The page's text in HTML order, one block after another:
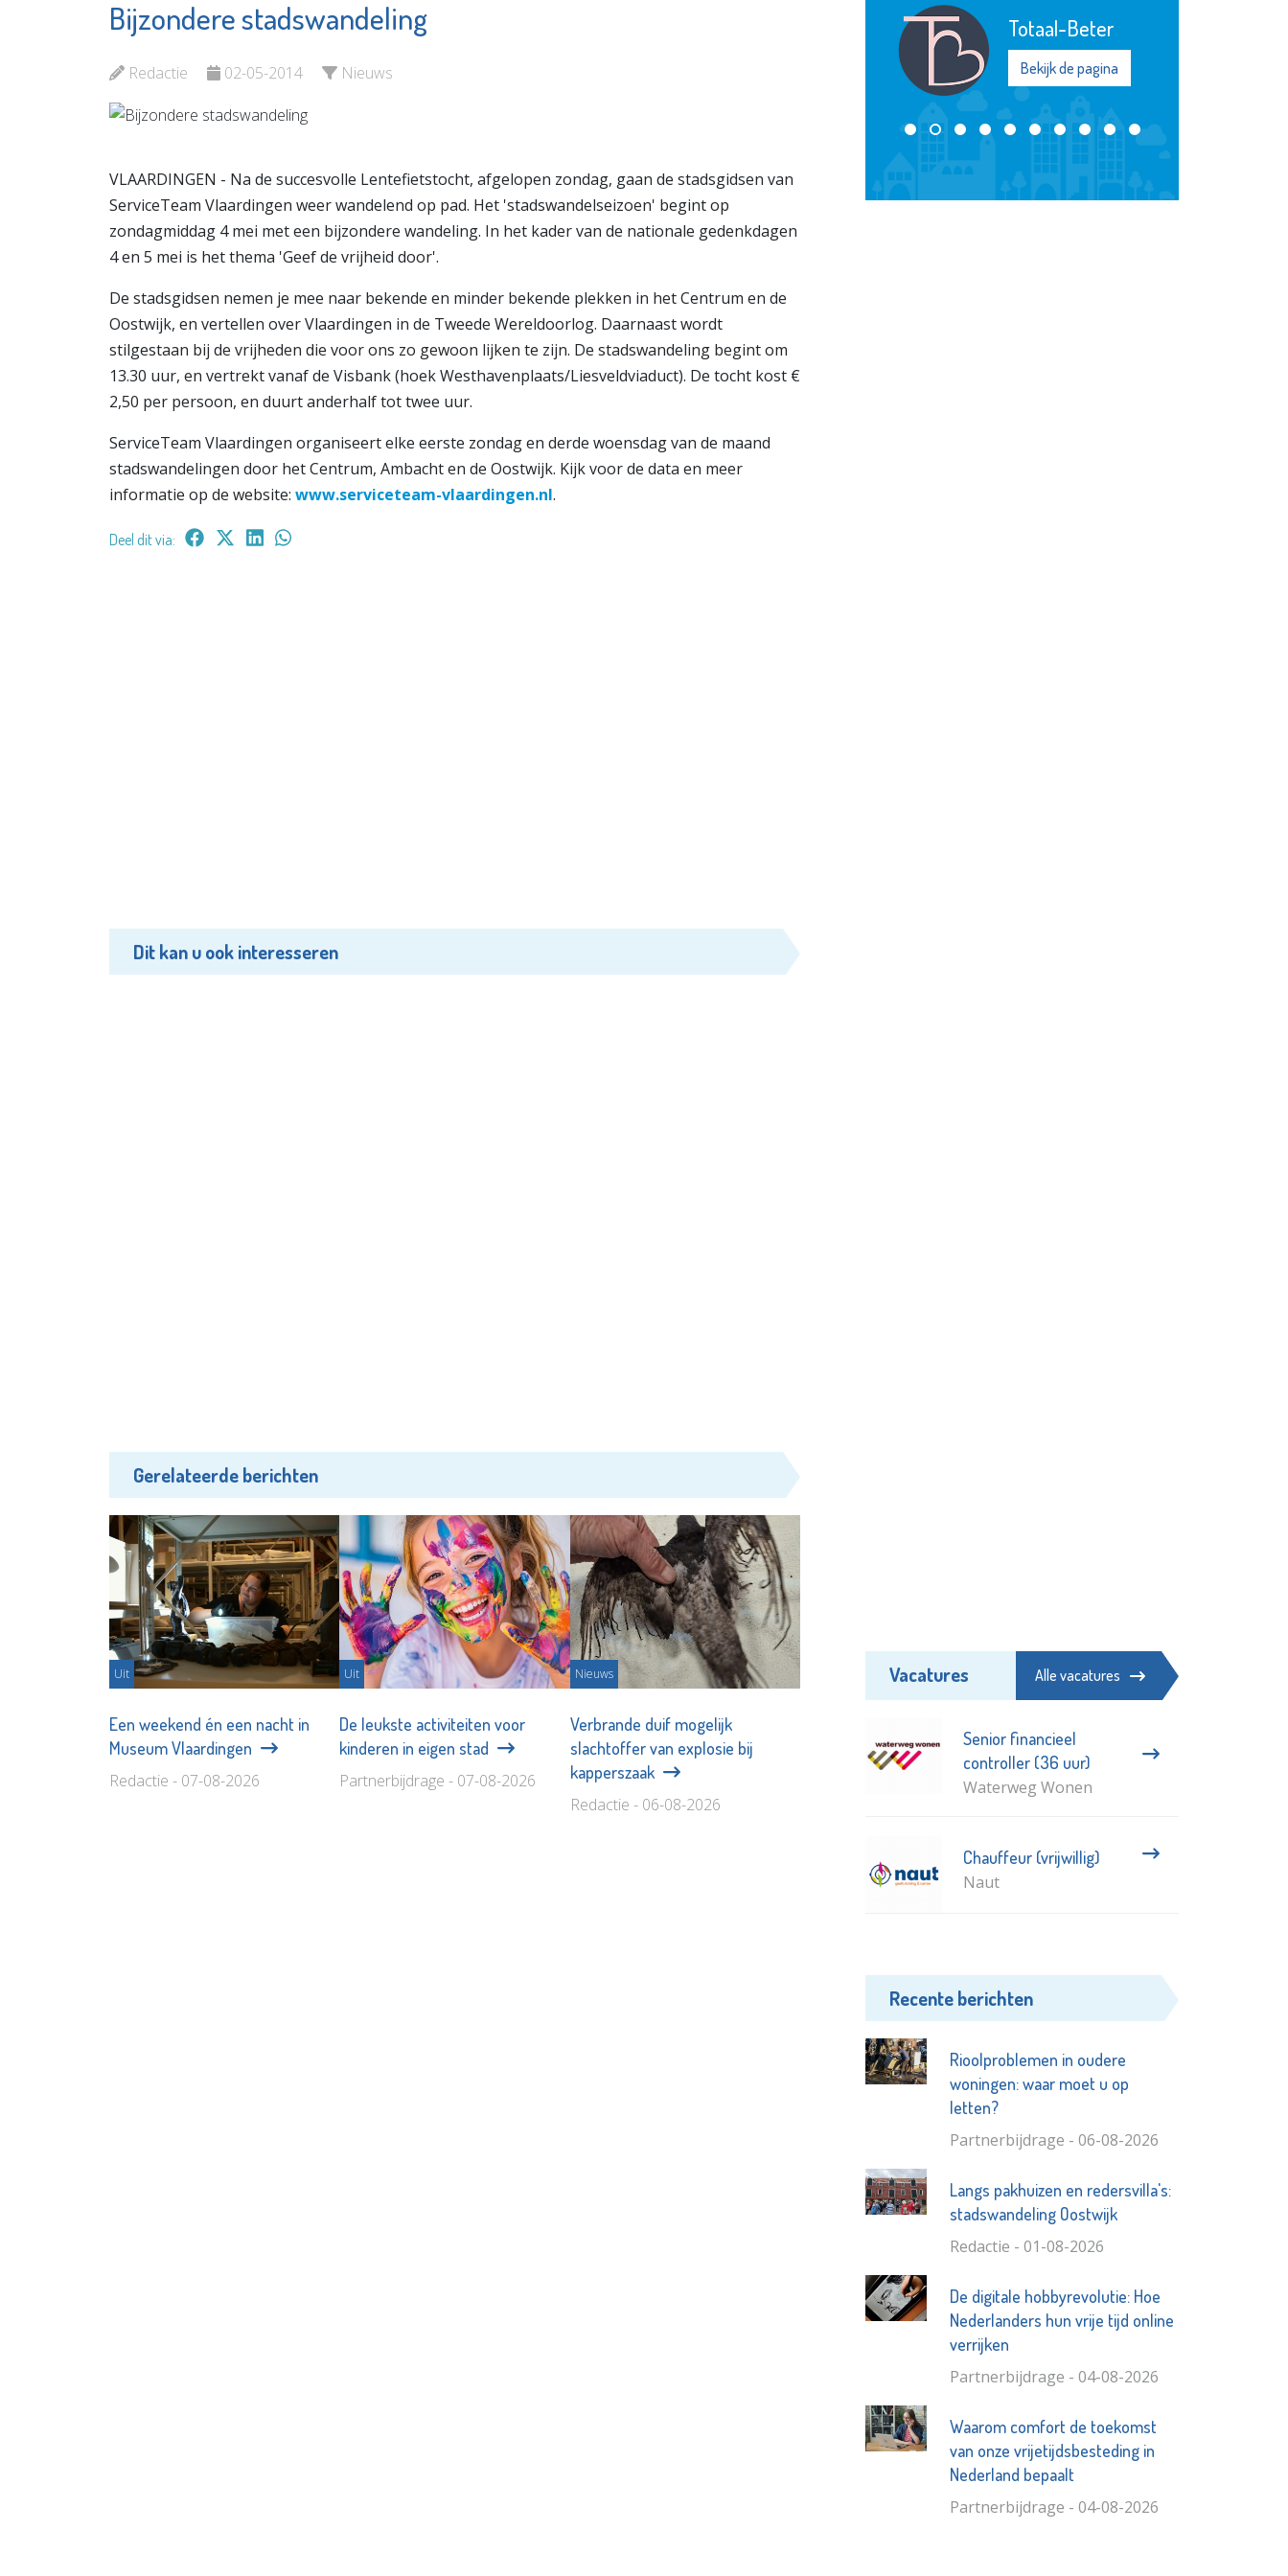
Bijzondere stadswandeling
Redactie 02-05-2014 Nieuws
VLAARDINGEN - Na de succesvolle Lentefietstocht, afgelopen zondag, gaan de stadsgidsen van
ServiceTeam Vlaardingen weer wandelend op pad. Het 'stadswandelseizoen' begint op
zondagmiddag 4 mei met een bijzondere wandeling. In het kader van de nationale gedenkdagen
4 en 5 mei is het thema 'Geef de vrijheid door'.
De stadsgidsen nemen je mee naar bekende en minder bekende plekken in het Centrum en de
Oostwijk, en vertellen over Vlaardingen in de Tweede Wereldoorlog. Daarnaast wordt
stilgestaan bij de vrijheden die voor ons zo gewoon lijken te zijn. De stadswandeling begint om
13.30 uur, en vertrekt vanaf de Visbank (hoek Westhavenplaats/Liesveldviaduct). De tocht kost €
2,50 per persoon, en duurt anderhalf tot twee uur.
ServiceTeam Vlaardingen organiseert elke eerste zondag en derde woensdag van de maand
stadswandelingen door het Centrum, Ambacht en de Oostwijk. Kijk voor de data en meer
informatie op de website: www.serviceteam-vlaardingen.nl.
Deel dit via:
Dit kan u ook interesseren
Gerelateerde berichten
Uit
Een weekend én een nacht in
Museum Vlaardingen
Redactie - 07-08-2026
Uit
De leukste activiteiten voor
kinderen in eigen stad
Partnerbijdrage - 07-08-2026
Nieuws
Verbrande duif mogelijk
slachtoffer van explosie bij
kapperszaak
Redactie - 06-08-2026
Van Kortenhof
Vlaardingen
Bekijk de pagina
Prevenzie
Leefstijlcoaching
Bekijk de pagina
Totaal-Beter
Bekijk de pagina
Vacatures Alle vacatures
Senior financieel
controller (36 uur)
Waterweg Wonen
Chauffeur (vrijwillig)
Naut
Recente berichten
Rioolproblemen in oudere
woningen: waar moet u op
letten?
Partnerbijdrage - 06-08-2026
Langs pakhuizen en redersvilla's:
stadswandeling Oostwijk
Redactie - 01-08-2026
De digitale hobbyrevolutie: Hoe
Nederlanders hun vrije tijd online
verrijken
Partnerbijdrage - 04-08-2026
Waarom comfort de toekomst
van onze vrijetijdsbesteding in
Nederland bepaalt
Partnerbijdrage - 04-08-2026